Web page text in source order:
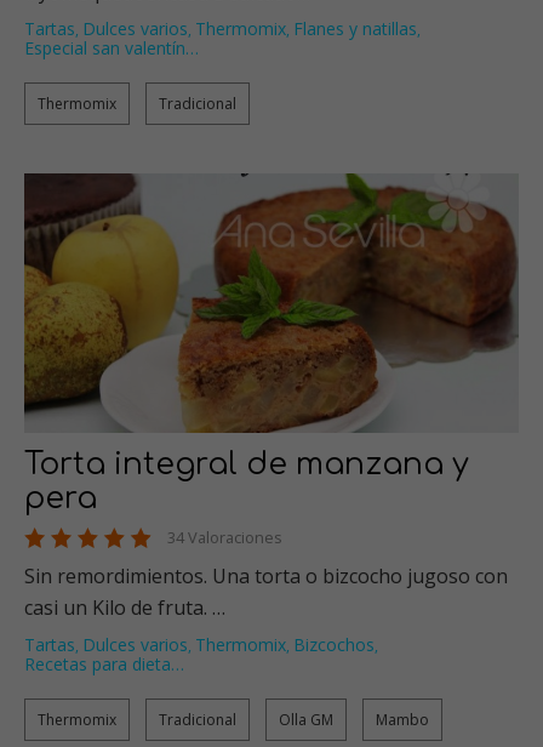
Tartas, Dulces varios, Thermomix, Flanes y natillas,
Especial san valentín…
Thermomix Tradicional
Torta integral de manzana y
pera
34 Valoraciones
Sin remordimientos. Una torta o bizcocho jugoso con
casi un Kilo de fruta. …
Tartas, Dulces varios, Thermomix, Bizcochos,
Recetas para dieta…
Thermomix Tradicional Olla GM Mambo